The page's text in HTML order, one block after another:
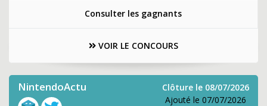
Consulter les gagnants
VOIR LE CONCOURS
NintendoActu
Clôture le 08/07/2026
Ajouté le 07/07/2026